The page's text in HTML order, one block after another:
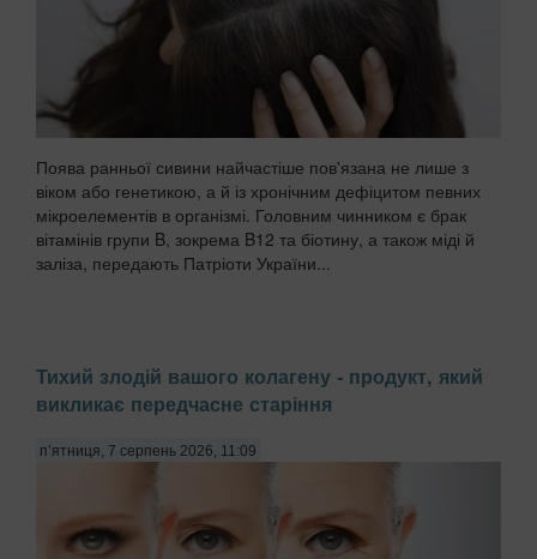
Поява ранньої сивини найчастіше пов'язана не лише з
віком або генетикою, а й із хронічним дефіцитом певних
мікроелементів в організмі. Головним чинником є брак
вітамінів групи B, зокрема B12 та біотину, а також міді й
заліза, передають Патріоти України...
Тихий злодій вашого колагену - продукт, який
викликає передчасне старіння
п’ятниця, 7 серпень 2026, 11:09